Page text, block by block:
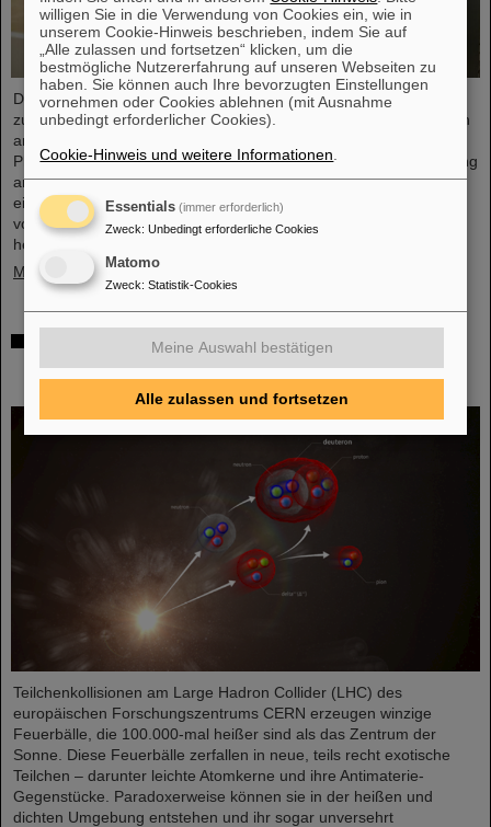
Dr. Guy Leckenby ist für seine herausragende Promotionsarbeit
zur Untersuchung des gebundenen Betazerfalls mit Experimenten
am GSI/FAIR-Experimentierspeicherring ESR mit dem FAIR-GSI
PhD Award 2025 ausgezeichnet worden. Seine Präzisionsmessung
an vollständig ionisierten Thallium-205-Ionen trug zur Lösung
eines seit Jahrzehnten bestehenden Rätsels über den Ursprung
von Blei in unserem Sonnensystem bei und stellt eine
herausragende Leistung für GSI/FAIR dar.
Mehr »
ALICE löst Rätsel um Erzeugung und Überleben
leichter Atomkerne – GSI/FAIR-Forschende
beteiligt
Teilchenkollisionen am Large Hadron Collider (LHC) des
europäischen Forschungszentrums CERN erzeugen winzige
Feuerbälle, die 100.000-mal heißer sind als das Zentrum der
Sonne. Diese Feuerbälle zerfallen in neue, teils recht exotische
Teilchen – darunter leichte Atomkerne und ihre Antimaterie-
Gegenstücke. Paradoxerweise können sie in der heißen und
dichten Umgebung entstehen und ihr sogar unversehrt
willigen Sie in die Verwendung von Cookies ein, wie in
unserem Cookie-Hinweis beschrieben, indem Sie auf
„Alle zulassen und fortsetzen“ klicken, um die
bestmögliche Nutzererfahrung auf unseren Webseiten zu
haben. Sie können auch Ihre bevorzugten Einstellungen
vornehmen oder Cookies ablehnen (mit Ausnahme
unbedingt erforderlicher Cookies).
Cookie-Hinweis und weitere Informationen
Essentials (immer erforderlich)
Zweck: Unbedingt erforderliche Cookies
Matomo
Zweck: Statistik-Cookies
Meine Auswahl bestätigen
Alle zulassen und fortsetzen